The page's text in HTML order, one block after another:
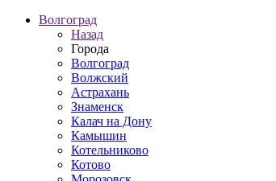
Волгоград
Назад
Города
Волгоград
Волжский
Астрахань
Знаменск
Калач на Дону
Камышин
Котельниково
Котово